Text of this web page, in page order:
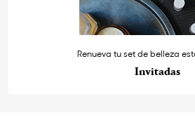
Renueva tu set de belleza
Invitadas